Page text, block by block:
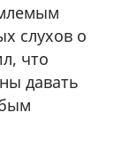
слухов о
что
давать